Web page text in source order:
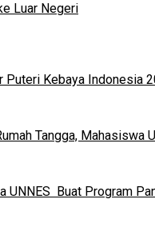
Luar Negeri
Puteri Kebaya Indonesia
Tangga, Mahasiswa
UNNES Buat Program